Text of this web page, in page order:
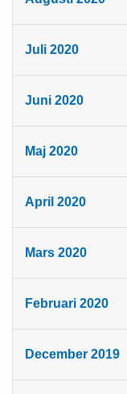
Juli 2020
Juni 2020
Maj 2020
April 2020
Mars 2020
Februari 2020
December 2019